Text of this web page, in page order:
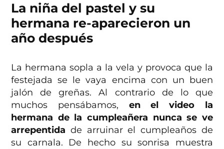
La niña del pastel y su
hermana re-aparecieron un
año después
La hermana sopla a la vela y provoca que la
festejada se le vaya encima con un buen
jalón de greñas. Al contrario de lo que
muchos pensábamos, en el video la
hermana de la cumpleañera nunca se ve
arrepentida de arruinar el cumpleaños de
su carnala. De hecho su sonrisa muestra